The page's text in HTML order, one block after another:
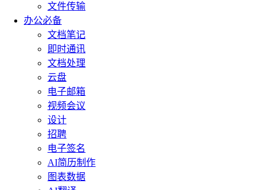
文件传输
办公必备
文档笔记
即时通讯
文档处理
云盘
电子邮箱
视频会议
设计
招聘
电子签名
AI简历制作
图表数据